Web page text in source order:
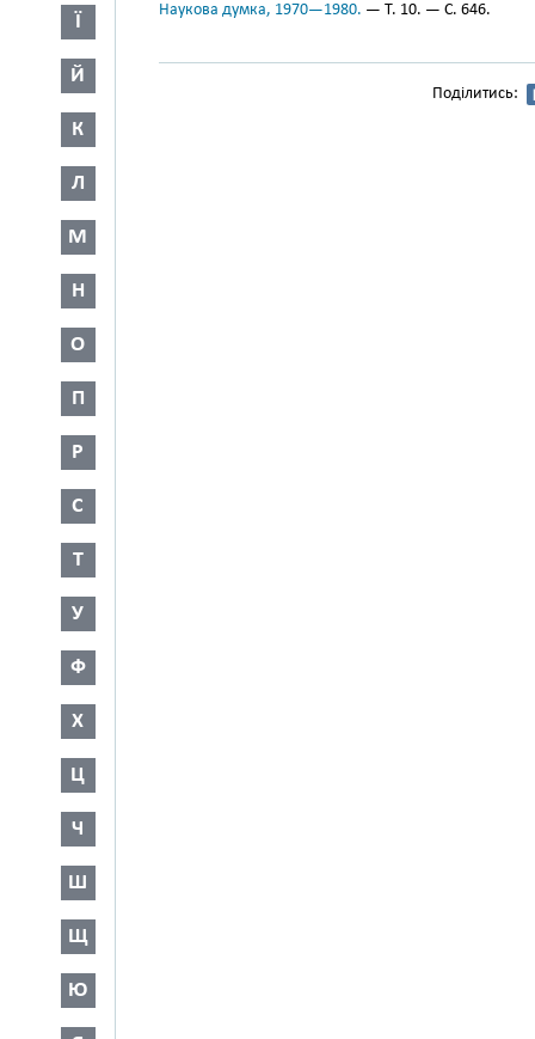
Ї
Й
К
Л
М
Н
О
П
Р
С
Т
У
Ф
Х
Ц
Ч
Ш
Щ
Ю
Наукова думка, 1970—1980. — Т. 10. — С. 646.
Поділитись: